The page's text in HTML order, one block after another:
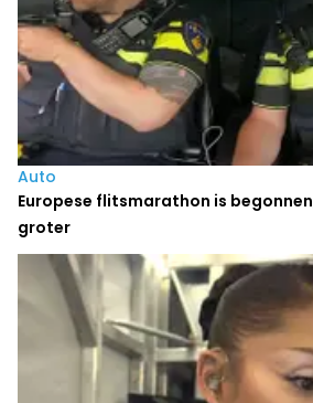
Auto
Europese flitsmarathon is
groter